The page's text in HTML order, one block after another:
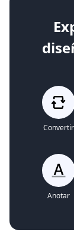
Convertir
Anotar